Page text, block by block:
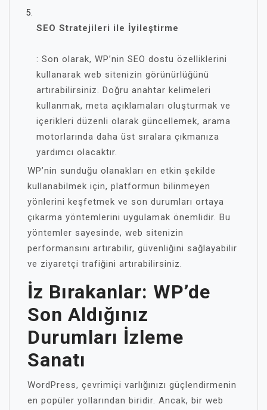
SEO Stratejileri ile İyileştirme
: Son olarak, WP’nin SEO dostu özelliklerini
kullanarak web sitenizin görünürlüğünü
artırabilirsiniz. Doğru anahtar kelimeleri
kullanmak, meta açıklamaları oluşturmak ve
içerikleri düzenli olarak güncellemek, arama
motorlarında daha üst sıralara çıkmanıza
yardımcı olacaktır.
WP’nin sunduğu olanakları en etkin şekilde
kullanabilmek için, platformun bilinmeyen
yönlerini keşfetmek ve son durumları ortaya
çıkarma yöntemlerini uygulamak önemlidir. Bu
yöntemler sayesinde, web sitenizin
performansını artırabilir, güvenliğini sağlayabilir
ve ziyaretçi trafiğini artırabilirsiniz.
İz Bırakanlar: WP’de
Son Aldığınız
Durumları İzleme
Sanatı
WordPress, çevrimiçi varlığınızı güçlendirmenin
en popüler yollarından biridir. Ancak, bir web